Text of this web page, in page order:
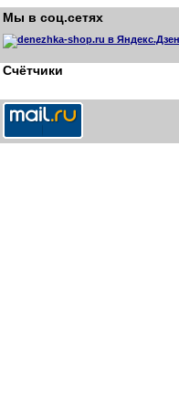
Мы в соц.сетях
Счётчики